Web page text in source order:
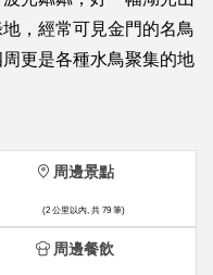
，經常可見金門的名鳥
更是各種水鳥聚集的地
周邊景點
(2 公里以內, 共 79 筆)
周邊餐飲